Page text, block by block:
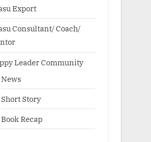
Export
Consultant/ Coach/
Leader Community
News
Short Story
Book Recap